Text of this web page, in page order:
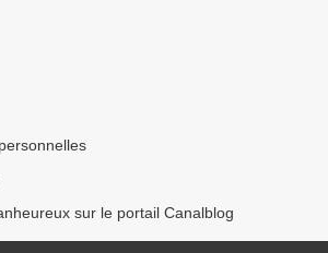
sur le portail Canalblog